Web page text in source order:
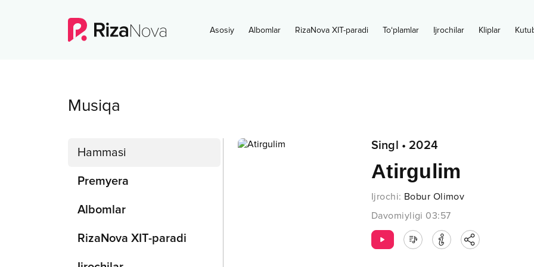
Asosiy Albomlar RizaNova XIT-paradi To‘plamlar Ijrochilar Kliplar
Musiqa
Hammasi
Premyera
Albomlar
RizaNova XIT-paradi
Singl • 2024
Atirgulim
Ijrochi: Bobur Olimov
Davomiyligi 03:57